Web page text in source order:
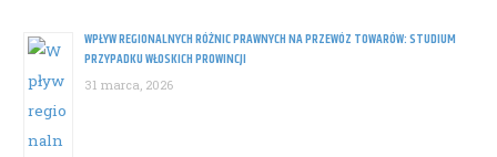
WPŁYW REGIONALNYCH RÓŻNIC PRAWNYCH NA PRZEWÓZ TOWARÓW: STUDIUM
PRZYPADKU WŁOSKICH PROWINCJI
31 marca, 2026